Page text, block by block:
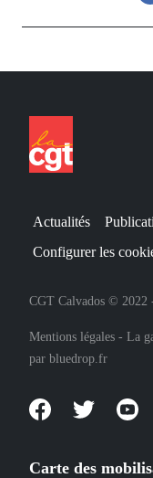
Actualités
Configurer les
CGT Calvados © 2022
Mentions légales - La
par bluedrop.fr
Carte des